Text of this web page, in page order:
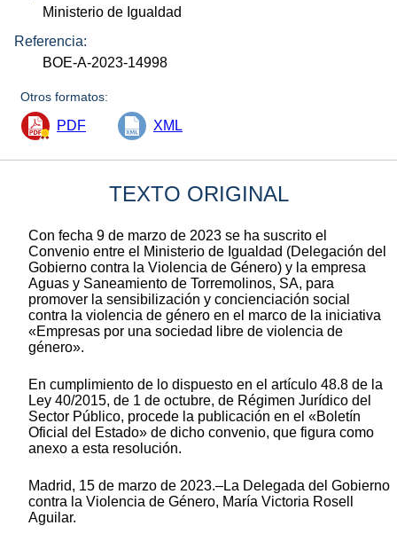
Ministerio de Igualdad
Referencia:
BOE-A-2023-14998
Otros formatos:
PDF XML
TEXTO ORIGINAL
Con fecha 9 de marzo de 2023 se ha suscrito el
Convenio entre el Ministerio de Igualdad (Delegación del
Gobierno contra la Violencia de Género) y la empresa
Aguas y Saneamiento de Torremolinos, SA, para
promover la sensibilización y concienciación social
contra la violencia de género en el marco de la iniciativa
«Empresas por una sociedad libre de violencia de
género».
En cumplimiento de lo dispuesto en el artículo 48.8 de la
Ley 40/2015, de 1 de octubre, de Régimen Jurídico del
Sector Público, procede la publicación en el «Boletín
Oficial del Estado» de dicho convenio, que figura como
anexo a esta resolución.
Madrid, 15 de marzo de 2023.–La Delegada del Gobierno
contra la Violencia de Género, María Victoria Rosell
Aguilar.